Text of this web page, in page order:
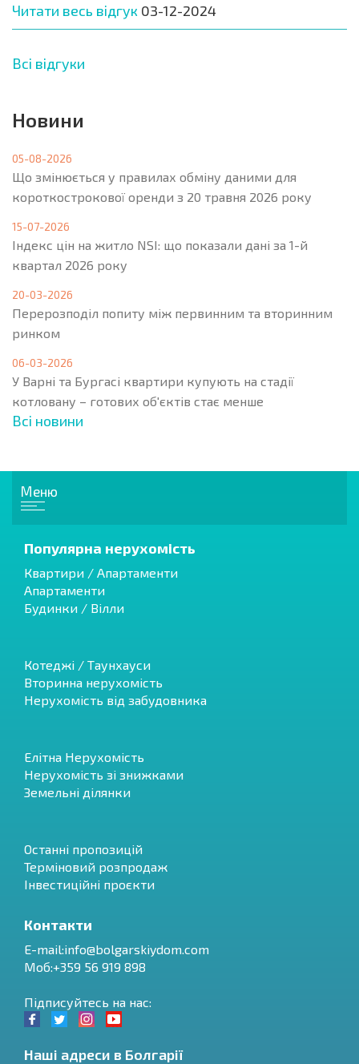
Читати весь відгук 03-12-2024
Всі відгуки
Новини
05-08-2026
Що змінюється у правилах обміну даними для
короткострокової оренди з 20 травня 2026 року
15-07-2026
Індекс цін на житло NSI: що показали дані за 1-й
квартал 2026 року
20-03-2026
Перерозподіл попиту між первинним та вторинним
ринком
06-03-2026
У Варні та Бургасі квартири купують на стадії
котловану – готових об'єктів стає менше
Всі новини
Меню
Популярна нерухомість
Квартири / Апартаменти
Апартаменти
Будинки / Вілли
Котеджі / Таунхауси
Вторинна нерухомість
Нерухомість від забудовника
Елітна Нерухомість
Нерухомість зі знижками
Земельні ділянки
Останні пропозицій
Терміновий розпродаж
Інвестиційні проєкти
Контакти
E-mail:info@bolgarskiydom.com
Моб:+359 56 919 898
Підписуйтесь на нас:
Наші адреси в Болгарії